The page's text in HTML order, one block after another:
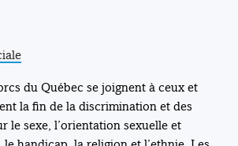
du Québec se joignent à ceux et
la fin de la discrimination et des
le sexe, l’orientation sexuelle et